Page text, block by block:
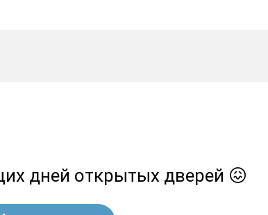
дней открытых дверей 😖